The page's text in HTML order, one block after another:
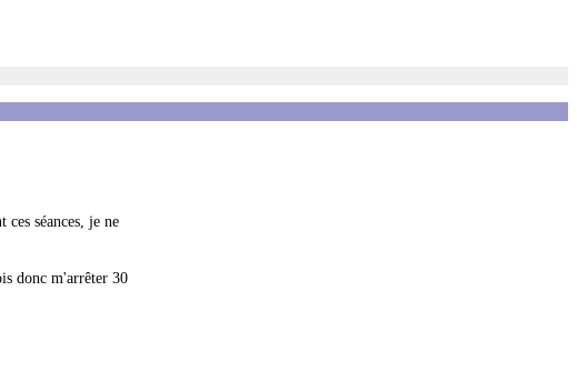
séances, je ne
donc m'arrêter 30